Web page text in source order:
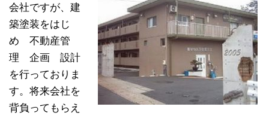
会社ですが、建
築塗装をはじ
め 不動産管
理 企画 設計
を行っておりま
す。将来会社を
背負ってもらえ